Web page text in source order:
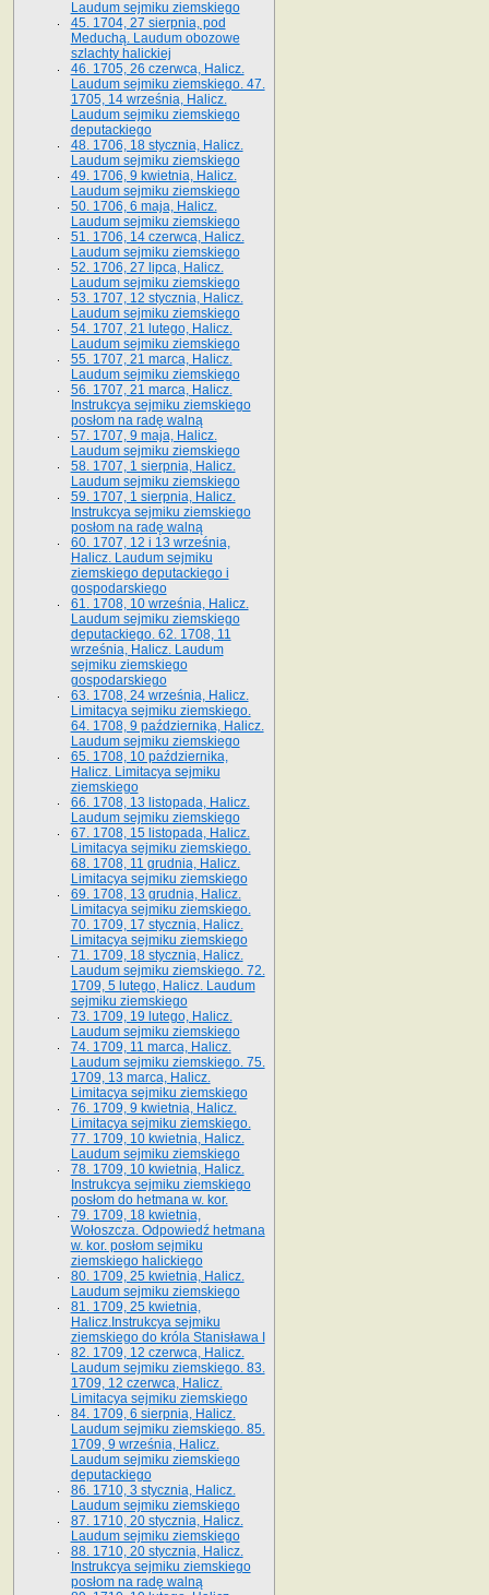
Laudum sejmiku ziemskiego
45. 1704, 27 sierpnia, pod
Meduchą. Laudum obozowe
szlachty halickiej
46. 1705, 26 czerwca, Halicz.
Laudum sejmiku ziemskiego. 47.
1705, 14 września, Halicz.
Laudum sejmiku ziemskiego
deputackiego
48. 1706, 18 stycznia, Halicz.
Laudum sejmiku ziemskiego
49. 1706, 9 kwietnia, Halicz.
Laudum sejmiku ziemskiego
50. 1706, 6 maja, Halicz.
Laudum sejmiku ziemskiego
51. 1706, 14 czerwca, Halicz.
Laudum sejmiku ziemskiego
52. 1706, 27 lipca, Halicz.
Laudum sejmiku ziemskiego
53. 1707, 12 stycznia, Halicz.
Laudum sejmiku ziemskiego
54. 1707, 21 lutego, Halicz.
Laudum sejmiku ziemskiego
55. 1707, 21 marca, Halicz.
Laudum sejmiku ziemskiego
56. 1707, 21 marca, Halicz.
Instrukcya sejmiku ziemskiego
posłom na radę walną
57. 1707, 9 maja, Halicz.
Laudum sejmiku ziemskiego
58. 1707, 1 sierpnia, Halicz.
Laudum sejmiku ziemskiego
59. 1707, 1 sierpnia, Halicz.
Instrukcya sejmiku ziemskiego
posłom na radę walną
60. 1707, 12 i 13 września,
Halicz. Laudum sejmiku
ziemskiego deputackiego i
gospodarskiego
61. 1708, 10 września, Halicz.
Laudum sejmiku ziemskiego
deputackiego. 62. 1708, 11
września, Halicz. Laudum
sejmiku ziemskiego
gospodarskiego
63. 1708, 24 września, Halicz.
Limitacya sejmiku ziemskiego.
64. 1708, 9 października, Halicz.
Laudum sejmiku ziemskiego
65­. 1708, 10 października,
Halicz. Limitacya sejmiku
ziemskiego
66. 1708, 13 listopada, Halicz.
Laudum sejmiku ziemskiego
67. 1708, 15 listopada, Halicz.
Limitacya sejmiku ziemskiego.
68. 1708, 11 grudnia, Halicz.
Limitacya sejmiku ziemskiego
69. 1708, 13 grudnia, Halicz.
Limitacya sejmiku ziemskiego.
70. 1709, 17 stycznia, Halicz.
Limitacya sejmiku ziemskiego
71. 1709, 18 stycznia, Halicz.
Laudum sejmiku ziemskiego. 72.
1709, 5 lutego, Halicz. Laudum
sejmiku ziemskiego
73. 1709, 19 lutego, Halicz.
Laudum sejmiku ziemskiego
74. 1709, 11 marca, Halicz.
Laudum sejmiku ziemskiego. 75.
1709, 13 marca, Halicz.
Limitacya sejmiku ziemskiego
76. 1709, 9 kwietnia, Halicz.
Limitacya sejmiku ziemskiego.
77. 1709, 10 kwietnia, Halicz.
Laudum sejmiku ziemskiego
78. 1709, 10 kwietnia, Halicz.
Instrukcya sejmiku ziemskiego
posłom do hetmana w. kor.
79. 1709, 18 kwietnia,
Wołoszcza. Odpowiedź hetmana
w. kor. posłom sejmiku
ziemskiego halickiego
80. 1709, 25 kwietnia, Halicz.
Laudum sejmiku ziemskiego
81. 1709, 25 kwietnia,
Halicz.Instrukcya sejmiku
ziemskiego do króla Stanisława I
82. 1709, 12 czerwca, Halicz.
Laudum sejmiku ziemskiego. 83.
1709, 12 czerwca, Halicz.
Limitacya sejmiku ziemskiego
84. 1709, 6 sierpnia, Halicz.
Laudum sejmiku ziemskiego. 85.
1709, 9 września, Halicz.
Laudum sejmiku ziemskiego
deputackiego
86. 1710, 3 stycznia, Halicz.
Laudum sejmiku ziemskiego
87. 1710, 20 stycznia, Halicz.
Laudum sejmiku ziemskiego
88. 1710, 20 stycznia, Halicz.
Instrukcya sejmiku ziemskiego
posłom na radę walną